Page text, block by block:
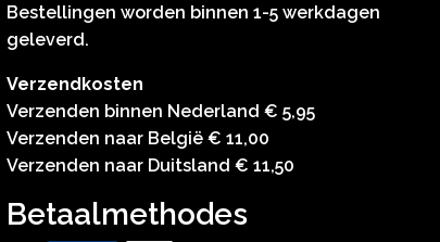
Bestellingen worden binnen 1-5 werkdagen
geleverd.
Verzendkosten
Verzenden binnen Nederland € 5,95
Verzenden naar België € 11,00
Verzenden naar Duitsland € 11,50
Betaalmethodes